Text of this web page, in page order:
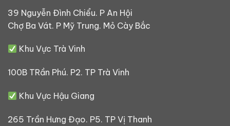
39 Nguyễn Đình Chiểu. P An Hội
Chợ Ba Vát. P Mỹ Trung. Mỏ Cày Bắc
Khu Vực Trà Vinh
100B TRần Phú. P2. TP Trà Vinh
Khu Vực Hậu Giang
265 Trần Hưng Đạo. P5. TP Vị Thanh